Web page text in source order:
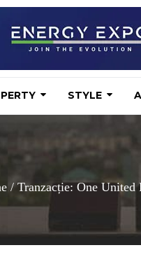
STYLE
/Tranzacție: One United